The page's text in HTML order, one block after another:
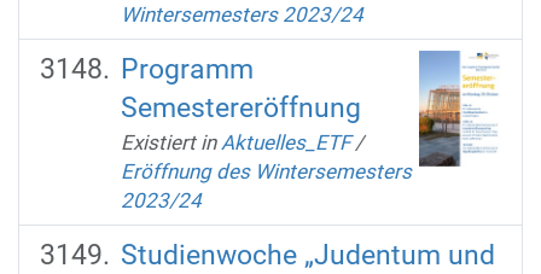
Wintersemesters 2023/24
Programm
Semestereröffnung
Existiert in Aktuelles_ETF /
Eröffnung des Wintersemesters
2023/24
Studienwoche „Judentum und